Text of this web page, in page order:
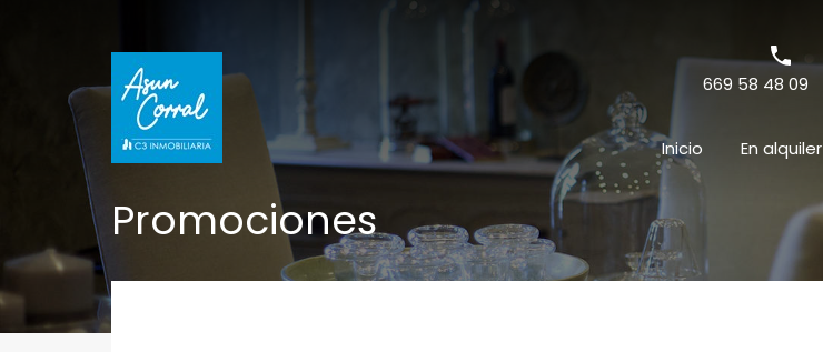
669 58 48 09
Inicio En alquiler
Promociones